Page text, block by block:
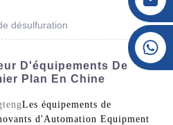
+86 177 8117 4421
+86 138 8076 0589
désulfuration
D'équipements De
Plan En Chine
Les équipements de
d'Automation Equipment